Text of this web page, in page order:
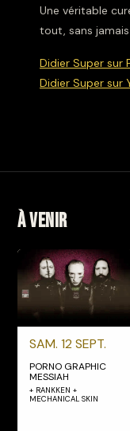
Une véritable
tout, sans
Didier Super sur
Didier Super sur
À venir
SAM. 12 SEPT.
PORNO GRAPHIC
MESSIAH
+ RANKKEN +
MECHANICAL SKIN